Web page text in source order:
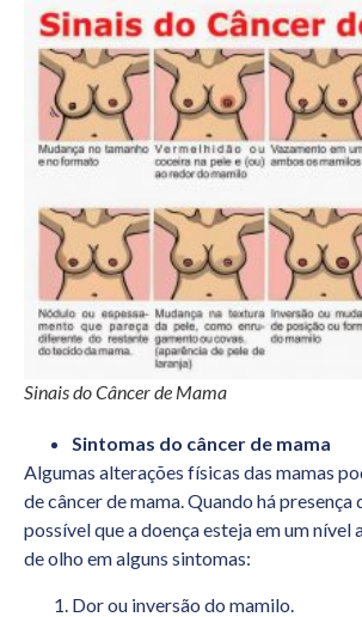
Sinais do Câncer de Mama
Sintomas do câncer de mama
Algumas alterações físicas das mamas
de câncer de mama. Quando há presença
possível que a doença esteja em um nível
de olho em alguns sintomas:
Dor ou inversão do mamilo.